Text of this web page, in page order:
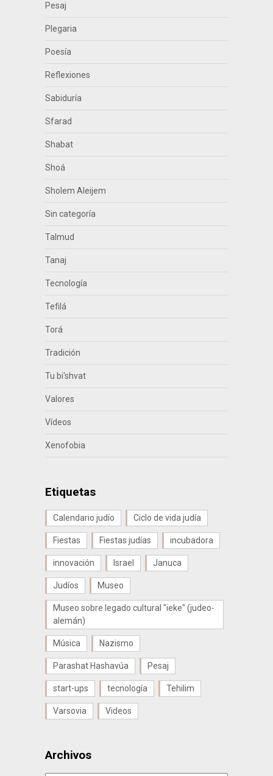
Pesaj
Plegaria
Poesía
Reflexiones
Sabiduría
Sfarad
Shabat
Shoá
Sholem Aleijem
Sin categoría
Talmud
Tanaj
Tecnología
Tefilá
Torá
Tradición
Tu bi'shvat
Valores
Vídeos
Xenofobia
Etiquetas
Calendario judío Ciclo de vida judía
Fiestas Fiestas judías incubadora
innovación Israel Januca
Judíos Museo
Museo sobre legado cultural "ieke" (judeo-
alemán)
Música Nazismo
Parashat Hashavúa Pesaj
start-ups tecnología Tehilim
Varsovia Videos
Archivos